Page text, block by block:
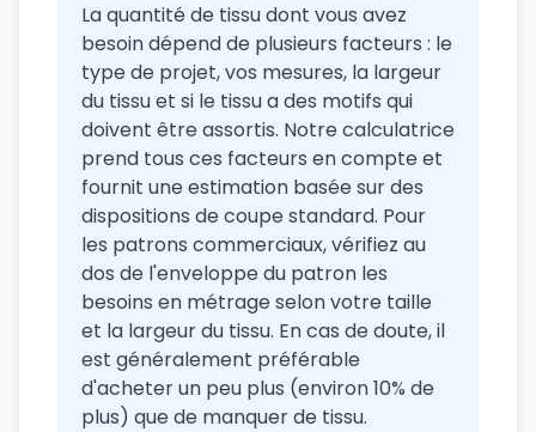
La quantité de tissu dont vous avez
besoin dépend de plusieurs facteurs : le
type de projet, vos mesures, la largeur
du tissu et si le tissu a des motifs qui
doivent être assortis. Notre calculatrice
prend tous ces facteurs en compte et
fournit une estimation basée sur des
dispositions de coupe standard. Pour
les patrons commerciaux, vérifiez au
dos de l'enveloppe du patron les
besoins en métrage selon votre taille
et la largeur du tissu. En cas de doute, il
est généralement préférable
d'acheter un peu plus (environ 10% de
plus) que de manquer de tissu.